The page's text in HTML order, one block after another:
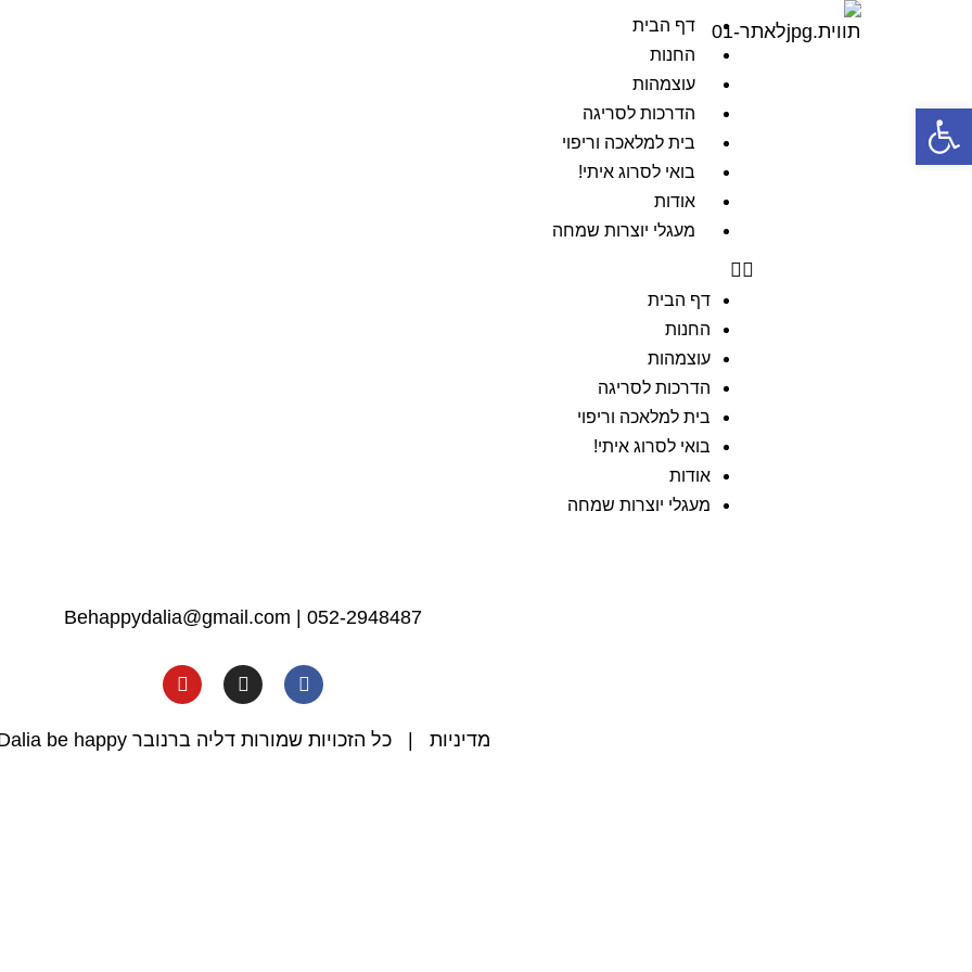
דף הבית
החנות
עוצמהות
הדרכות לסריגה
בית למלאכה וריפוי
בואי לסרוג איתי!
אודות
מעגלי יוצרות שמחה
דף הבית
החנות
עוצמהות
הדרכות לסריגה
בית למלאכה וריפוי
בואי לסרוג איתי!
אודות
מעגלי יוצרות שמחה
Behappydalia@gmail.com 052-2948487
מדיניות | כל הזכויות שמורות דליה ברנובר Dalia be happy
פתח סרגל נגישות